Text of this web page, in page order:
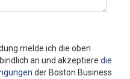
melde ich die oben
an und akzeptiere die
der Boston Business